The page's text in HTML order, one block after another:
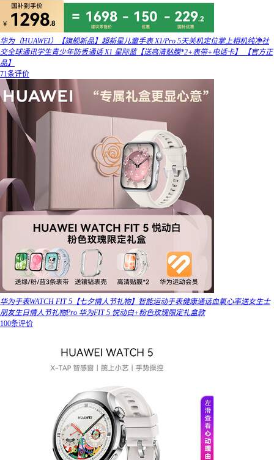
华为（HUAWEI）【旗舰新品】超新星儿童手表 X1/Pro 5天关机定位掌上相机纯净社
交全球通讯学生青少年防丢通话 X1 星际蓝【送高清贴膜*2+表带+电话卡】 【官方正
品】
71条评价
华为手表WATCH FIT 5【七夕情人节礼物】智能运动手表健康通话血氧心率送女生士
朋友生日情人节礼物Pro 华为FIT 5 悦动白+粉色玫瑰限定礼盒款
100条评价